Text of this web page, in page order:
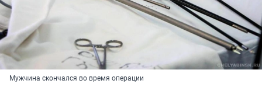
Мужчина скончался во время операции